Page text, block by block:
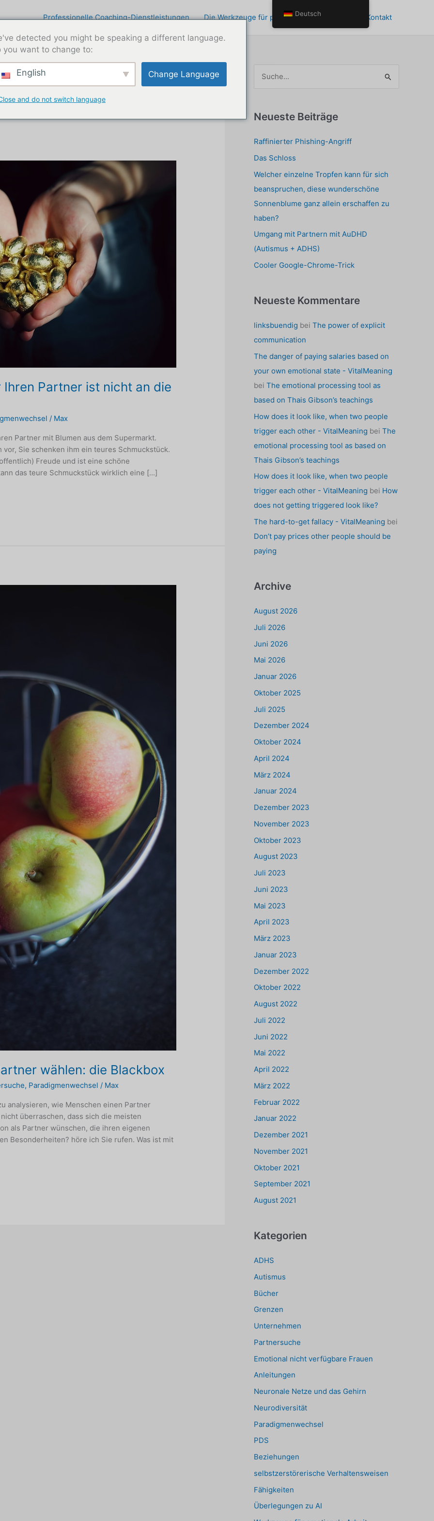
Professionelle Coaching-Dienstleistungen Die Werkzeuge für persönliches Wachstum Kontakt
Partner ist nicht an die
/ Max
Partner mit Blumen aus dem Supermarkt.
Sie schenken ihm ein teures Schmuckstück.
Freude und ist eine schöne
das teure Schmuckstück wirklich eine [...]
wählen: die Blackbox
, Paradigmenwechsel / Max
analysieren, wie Menschen einen Partner
überraschen, dass sich die meisten
als Partner wünschen, die ihren eigenen
Besonderheiten? höre ich Sie rufen. Was ist mit
h
n
a
c
h
:
Neueste Beiträge
Raffinierter Phishing-Angriff
Das Schloss
Welcher einzelne Tropfen kann für sich
beanspruchen, diese wunderschöne
Sonnenblume ganz allein erschaffen zu
haben?
Umgang mit Partnern mit AuDHD
(Autismus + ADHS)
Cooler Google-Chrome-Trick
Neueste Kommentare
linksbuendig bei The power of explicit
communication
The danger of paying salaries based on
your own emotional state - VitalMeaning
bei The emotional processing tool as
based on Thais Gibson’s teachings
How does it look like, when two people
trigger each other - VitalMeaning bei The
emotional processing tool as based on
Thais Gibson’s teachings
How does it look like, when two people
trigger each other - VitalMeaning bei How
does not getting triggered look like?
The hard-to-get fallacy - VitalMeaning bei
Don’t pay prices other people should be
paying
Archive
August 2026
Juli 2026
Juni 2026
Mai 2026
Januar 2026
Oktober 2025
Juli 2025
Dezember 2024
Oktober 2024
April 2024
März 2024
Januar 2024
Dezember 2023
November 2023
Oktober 2023
August 2023
Juli 2023
Juni 2023
Mai 2023
April 2023
März 2023
Januar 2023
Dezember 2022
Oktober 2022
August 2022
Juli 2022
Juni 2022
Mai 2022
April 2022
März 2022
Februar 2022
Januar 2022
Dezember 2021
November 2021
Oktober 2021
September 2021
August 2021
Kategorien
ADHS
Autismus
Bücher
Grenzen
Unternehmen
Partnersuche
Emotional nicht verfügbare Frauen
Anleitungen
Neuronale Netze und das Gehirn
Neurodiversität
Paradigmenwechsel
PDS
Beziehungen
selbstzerstörerische Verhaltensweisen
Fähigkeiten
Überlegungen zu AI
Deutsch
detected you might be speaking a different language.
you want to change to:
English Change Language
and do not switch language